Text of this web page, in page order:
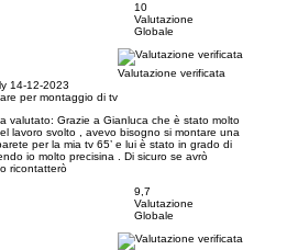
10
Valutazione
Globale
Valutazione verificata
14-12-2023
per montaggio di tv
valutato: Grazie a Gianluca che è stato molto
lavoro svolto , avevo bisogno si montare una
per la mia tv 65’ e lui è stato in grado di
io molto precisina . Di sicuro se avrò
ricontatterò
9,7
Valutazione
Globale